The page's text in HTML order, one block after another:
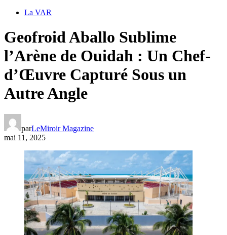
La VAR
Geofroid Aballo Sublime
l’Arène de Ouidah : Un Chef-
d’Œuvre Capturé Sous un
Autre Angle
parLeMiroir Magazine
mai 11, 2025